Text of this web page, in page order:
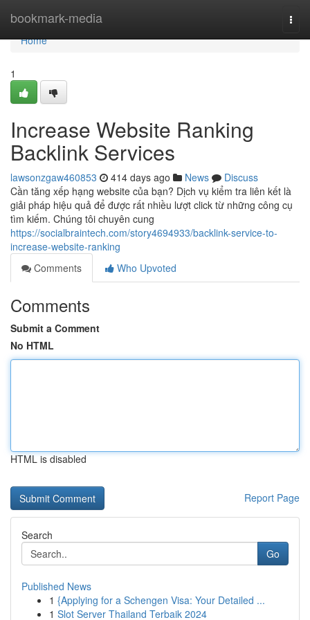
bookmark-media
Home
Home
1
Increase Website Ranking
Backlink Services
lawsonzgaw460853 414 days ago News
Discuss
Cần tăng xếp hạng website của bạn? Dịch vụ kiểm tra liên kết là
giải pháp hiệu quả để được rất nhiều lượt click từ những công cụ
tìm kiếm. Chúng tôi chuyên cung
https://socialbraintech.com/story4694933/backlink-service-to-
increase-website-ranking
Comments
Who Upvoted
Comments
Submit a Comment
No HTML
HTML is disabled
Report Page
Search
Go
Published News
1 {Applying for a Schengen Visa: Your Detailed ...
1 Slot Server Thailand Terbaik 2024